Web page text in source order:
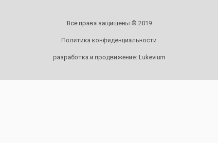
Все права защищены © 2019
Политика конфиденциальности
разработка и продвижение: Lukevium